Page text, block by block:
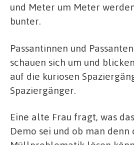
und Meter um Meter
bunter.
Passantinnen und
schauen sich um und
auf die kuriosen
Spaziergänger.
Eine alte Frau fragt, was
Demo sei und ob man denn